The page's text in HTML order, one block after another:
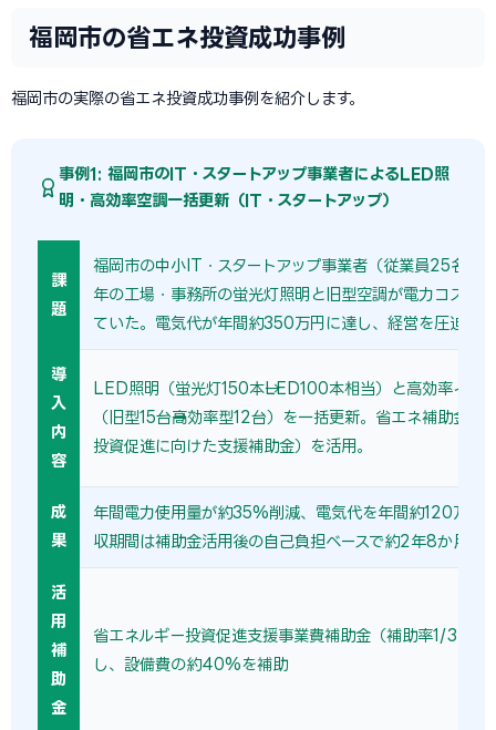
福岡市の省エネ投資成功事例
福岡市の実際の省エネ投資成功事例を紹介します。
事例1: 福岡市のIT・スタートアップ事業者によるLED照
明・高効率空調一括更新（IT・スタートアップ）
課
題
福岡市の中小IT・スタートアップ事業者（従業員25名）
年の工場・事務所の蛍光灯照明と旧型空調が電力コスト
ていた。電気代が年間約350万円に達し、経営を圧迫し
導
入
内
容
LED照明（蛍光灯150本→LED100本相当）と高効率イン
（旧型15台→高効率型12台）を一括更新。省エネ補助金（
投資促進に向けた支援補助金）を活用。
成
果
年間電力使用量が約35%削減、電気代を年間約120万円
収期間は補助金活用後の自己負担ベースで約2年8か月。
活
用
補
助
金
省エネルギー投資促進支援事業費補助金（補助率1/3〜1/
し、設備費の約40%を補助